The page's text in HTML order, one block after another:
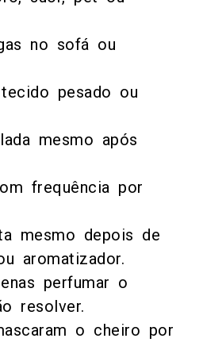
no sofá ou
pesado ou
mesmo após
frequência por
mesmo depois de
aromatizador.
perfumar o
resolver.
o cheiro por